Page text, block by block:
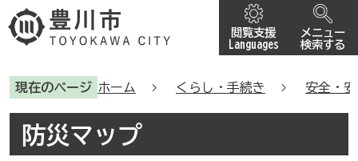
閲覧支援
Languages
メニュー
検索する
現在のページ ホーム くらし・手続き 安全・
防災マップ